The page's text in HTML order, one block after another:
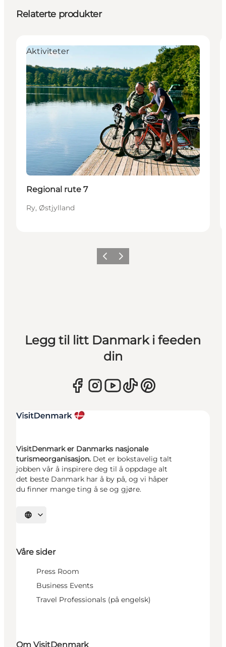
Relaterte produkter
Aktiviteter
Regional rute 7
Ry, Østjylland
ForrigeNeste
Legg til litt Danmark i feeden
din
VisitDenmark er Danmarks nasjonale
turismeorganisasjon. Det er bokstavelig talt
jobben vår å inspirere deg til å oppdage alt
det beste Danmark har å by på, og vi håper
du finner mange ting å se og gjøre.
Velg språk
Våre sider
Press Room
Business Events
Travel Professionals (på engelsk)
Om VisitDenmark